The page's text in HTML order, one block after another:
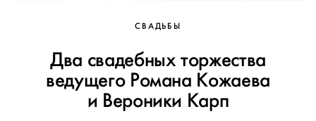
СВАДЬБЫ
Два свадебных торжества
ведущего Романа Кожаева
и Вероники Карп